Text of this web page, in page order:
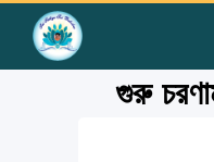
গুরু